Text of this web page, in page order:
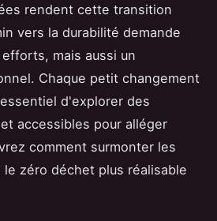
rendent cette transition
vers la durabilité demande
mais aussi un
Chaque petit changement
d'explorer des
accessibles pour alléger
comment surmonter les
zéro déchet plus réalisable